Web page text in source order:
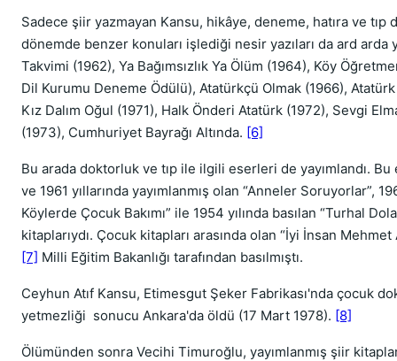
Sadece şiir yazmayan Kansu, hikâye, deneme, hatıra ve tıp
dönemde benzer konuları işlediği nesir yazıları da ard arda
Takvimi (1962), Ya Bağımsızlık Ya Ölüm (1964), Köy
Dil Kurumu Deneme Ödülü), Atatürkçü Olmak (1966),
Kız Dalım Oğul (1971), Halk Önderi Atatürk (1972), Sevgi
(1973), Cumhuriyet Bayrağı Altında. [6]
Bu arada doktorluk ve tıp ile ilgili eserleri de yayımlandı.
ve 1961 yıllarında yayımlanmış olan “Anneler Soruyorlar”,
Köylerde Çocuk Bakımı” ile 1954 yılında basılan “Turhal
kitaplarıydı. Çocuk kitapları arasında olan “İyi İnsan
[7] Milli Eğitim Bakanlığı tarafından basılmıştı.
Ceyhun Atıf Kansu, Etimesgut Şeker Fabrikası'nda çocuk
yetmezliği sonucu Ankara'da öldü (17 Mart 1978). [8]
Ölümünden sonra Vecihi Timuroğlu, yayımlanmış şiir